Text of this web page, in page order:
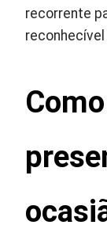
recorrente